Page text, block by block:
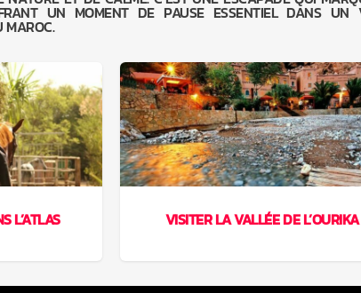
UN MOMENT DE PAUSE ESSENTIEL DANS UN
MAROC.
L’ATLAS VISITER LA VALLÉE DE L’OURIKA